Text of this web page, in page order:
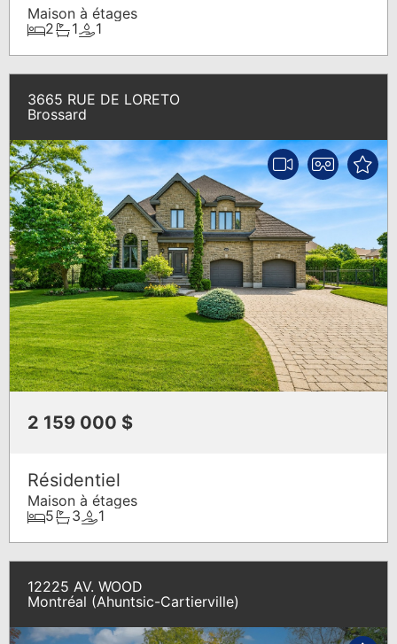
Maison à étages
2
1 1
3665 RUE DE LORETO
Brossard
2 159 000 $
Résidentiel
Maison à étages
5
3 1
12225 AV. WOOD
Montréal (Ahuntsic-Cartierville)